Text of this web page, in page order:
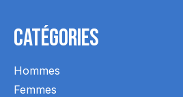
Catégories
Hommes
Femmes